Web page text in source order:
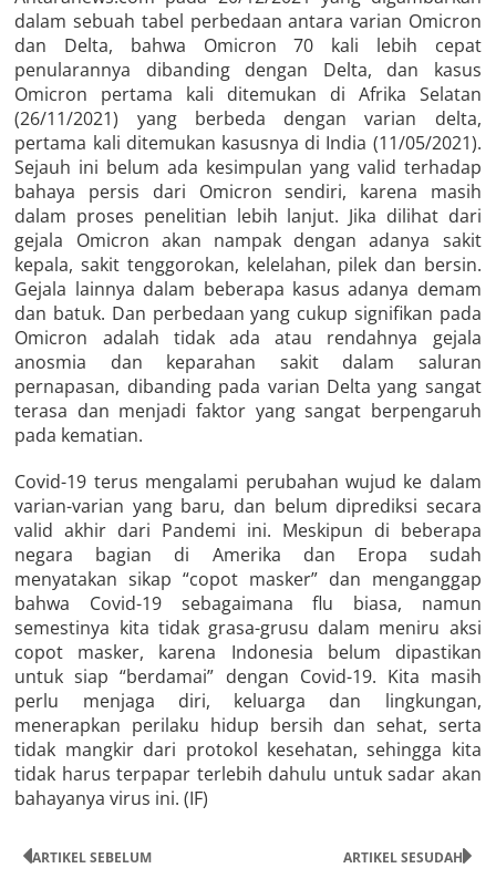
dalam sebuah tabel perbedaan antara varian Omicron
dan Delta, bahwa Omicron 70 kali lebih cepat
penularannya dibanding dengan Delta, dan kasus
Omicron pertama kali ditemukan di Afrika Selatan
(26/11/2021) yang berbeda dengan varian delta,
pertama kali ditemukan kasusnya di India (11/05/2021).
Sejauh ini belum ada kesimpulan yang valid terhadap
bahaya persis dari Omicron sendiri, karena masih
dalam proses penelitian lebih lanjut. Jika dilihat dari
gejala Omicron akan nampak dengan adanya sakit
kepala, sakit tenggorokan, kelelahan, pilek dan bersin.
Gejala lainnya dalam beberapa kasus adanya demam
dan batuk. Dan perbedaan yang cukup signifikan pada
Omicron adalah tidak ada atau rendahnya gejala
anosmia dan keparahan sakit dalam saluran
pernapasan, dibanding pada varian Delta yang sangat
terasa dan menjadi faktor yang sangat berpengaruh
pada kematian.
Covid-19 terus mengalami perubahan wujud ke dalam
varian-varian yang baru, dan belum diprediksi secara
valid akhir dari Pandemi ini. Meskipun di beberapa
negara bagian di Amerika dan Eropa sudah
menyatakan sikap “copot masker” dan menganggap
bahwa Covid-19 sebagaimana flu biasa, namun
semestinya kita tidak grasa-grusu dalam meniru aksi
copot masker, karena Indonesia belum dipastikan
untuk siap “berdamai” dengan Covid-19. Kita masih
perlu menjaga diri, keluarga dan lingkungan,
menerapkan perilaku hidup bersih dan sehat, serta
tidak mangkir dari protokol kesehatan, sehingga kita
tidak harus terpapar terlebih dahulu untuk sadar akan
bahayanya virus ini. (IF)
ARTIKEL SEBELUM ARTIKEL SESUDAH